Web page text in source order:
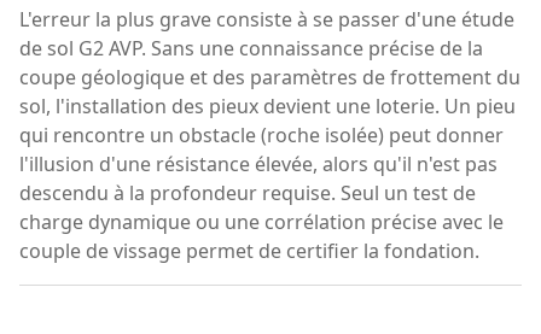
L'erreur la plus grave consiste à se passer d'une étude
de sol G2 AVP. Sans une connaissance précise de la
coupe géologique et des paramètres de frottement du
sol, l'installation des pieux devient une loterie. Un pieu
qui rencontre un obstacle (roche isolée) peut donner
l'illusion d'une résistance élevée, alors qu'il n'est pas
descendu à la profondeur requise. Seul un test de
charge dynamique ou une corrélation précise avec le
couple de vissage permet de certifier la fondation.